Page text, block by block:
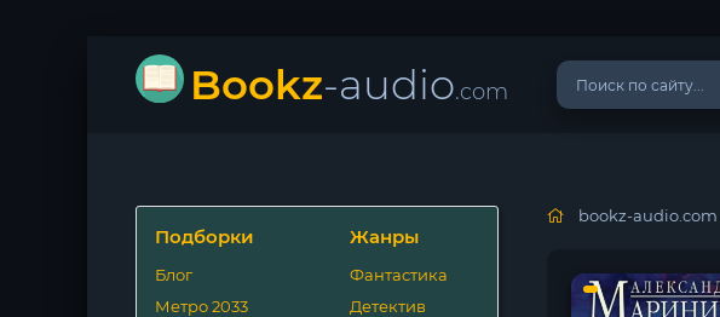
Bookz-audio.com
Подборки
Блог
Метро 2033
Жанры
Фантастика
Детектив
bookz-audio.com